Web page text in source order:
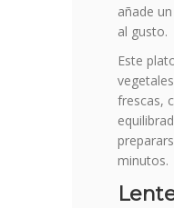
añade
al gusto.
Este
frescas,
minutos.